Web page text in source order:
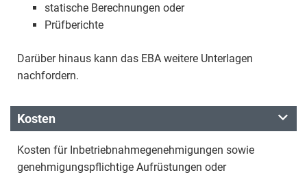
statische Berechnungen oder
Prüfberichte
Darüber hinaus kann das EBA weitere Unterlagen
nachfordern.
Kosten
Kosten für Inbetriebnahmegenehmigungen sowie
genehmigungspflichtige Aufrüstungen oder